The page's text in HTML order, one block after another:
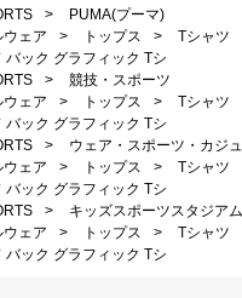
>
PUMA(プーマ)
ウェア > トップス >
Tシャツ
ック グラフィック Tシ
>
競技・スポーツ
ウェア > トップス >
Tシャツ
ック グラフィック Tシ
>
ウェア・スポーツ・カジ
ウェア > トップス >
Tシャツ
ック グラフィック Tシ
>
キッズスポーツスタジアム
ウェア > トップス >
Tシャツ
ック グラフィック Tシ